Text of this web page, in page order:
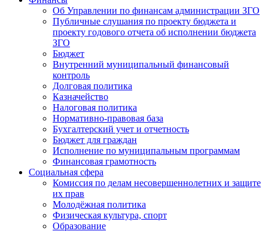
Об Управлении по финансам администрации ЗГО
Публичные слушания по проекту бюджета и
проекту годового отчета об исполнении бюджета
ЗГО
Бюджет
Внутренний муниципальный финансовый
контроль
Долговая политика
Казначейство
Налоговая политика
Нормативно-правовая база
Бухгалтерский учет и отчетность
Бюджет для граждан
Исполнение по муниципальным программам
Финансовая грамотность
Социальная сфера
Комиссия по делам несовершеннолетних и защите
их прав
Молодёжная политика
Физическая культура, спорт
Образование